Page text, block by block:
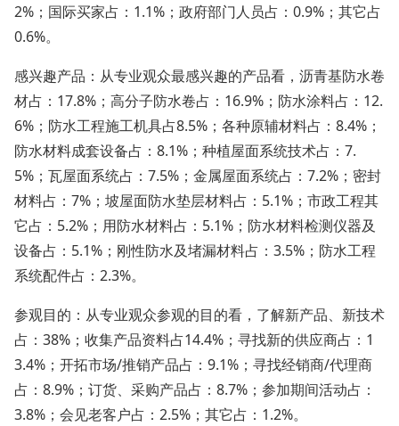
2%；国际买家占：1.1%；政府部门人员占：0.9%；其它占
0.6%。
感兴趣产品：从专业观众最感兴趣的产品看，沥青基防水卷
材占： 17.8%；高分子防水卷占：16.9%；防水涂料占：12.
6%；防水工程施工机具占8.5%；各种原辅材料占：8.4%；
防水材料成套设备占：8.1%；种植屋面系统技术占：7.
5%；瓦屋面系统占：7.5%；金属屋面系统占：7.2%；密封
材料占：7%；坡屋面防水垫层材料占：5.1%；市政工程其
它占：5.2%；用防水材料占：5.1%；防水材料检测仪器及
设备占：5.1%；刚性防水及堵漏材料占：3.5%；防水工程
系统配件占：2.3%。
参观目的：从专业观众参观的目的看，了解新产品、新技术
占： 38%；收集产品资料占14.4%；寻找新的供应商占：1
3.4%；开拓市场/推销产品占：9.1%；寻找经销商/代理商
占：8.9%；订货、采购产品占：8.7%；参加期间活动占：
3.8%；会见老客户占：2.5%；其它占：1.2%。